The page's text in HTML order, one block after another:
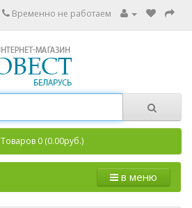
Временно не работаем
Товаров 0 (0.00руб.)
в меню